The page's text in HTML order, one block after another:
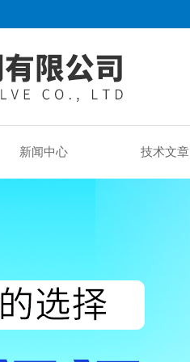
新闻中心 技术文章